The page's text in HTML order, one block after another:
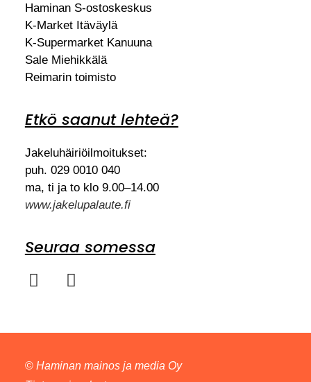
Haminan S-ostoskeskus
K-Market Itäväylä
K-Supermarket Kanuuna
Sale Miehikkälä
Reimarin toimisto
Etkö saanut lehteä?
Jakeluhäiriöilmoitukset:
puh. 029 0010 040
ma, ti ja to klo 9.00–14.00
www.jakelupalaute.fi
Seuraa somessa
© Haminan mainos ja media Oy